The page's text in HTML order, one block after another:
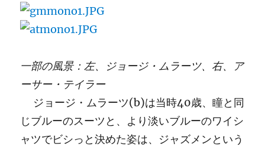
一部の風景：左、ジョージ・ムラーツ、右、ア
ーサー・テイラー
ジョージ・ムラーツ(b)は当時40歳、瞳と同
じブルーのスーツと、より淡いブルーのワイシ
ャツでビシっと決めた姿は、ジャズメンという